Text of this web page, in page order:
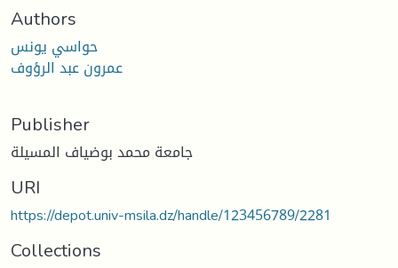
Authors
حواسي يونس
عمرون عبد الرؤوف
Publisher
جامعة محمد بوضياف المسيلة
URI
https://depot.univ-msila.dz/handle/123456789/2281
Collections